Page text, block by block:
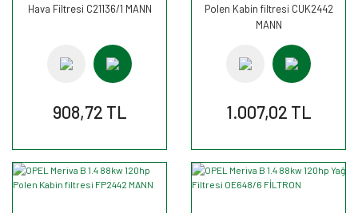
Hava Filtresi C21136/1 MANN
908,72 TL
Polen Kabin filtresi CUK2442
MANN
1.007,02 TL